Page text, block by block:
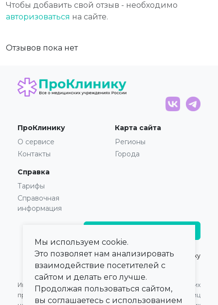
Чтобы добавить свой отзыв - необходимо
авторизоваться на сайте.
Отзывов пока нет
ПроКлинику
О сервисе
Контакты
Карта сайта
Регионы
Города
Справка
Тарифы
Справочная
информация
© 2021 — 2026,ПроКлинику
Информация,
представленная на сайте,
Оферта для Юридических
лиц
Мы используем cookie.
Это позволяет нам анализировать
взаимодействие посетителей с
сайтом и делать его лучше.
Продолжая пользоваться сайтом,
вы соглашаетесь с использованием